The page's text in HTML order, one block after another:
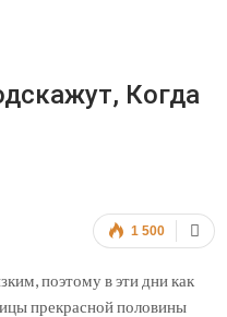
Когда
1 500
поэтому в эти дни как
прекрасной половины